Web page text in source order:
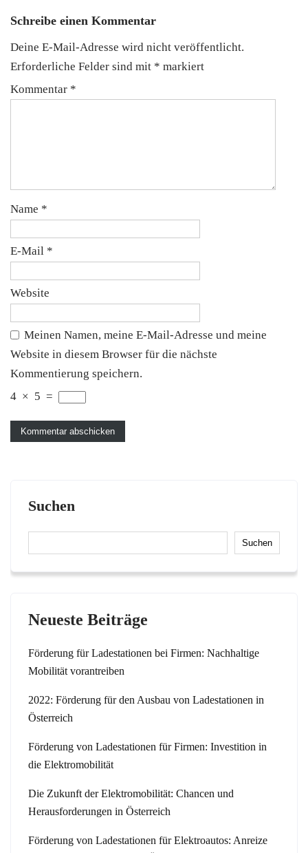
Schreibe einen Kommentar
Deine E-Mail-Adresse wird nicht veröffentlicht.
Erforderliche Felder sind mit * markiert
Kommentar *
Name *
E-Mail *
Website
Meinen Namen, meine E-Mail-Adresse und meine
Website in diesem Browser für die nächste
Kommentierung speichern.
4 × 5 =
Suchen
Suchen
Neueste Beiträge
Förderung für Ladestationen bei Firmen: Nachhaltige
Mobilität vorantreiben
2022: Förderung für den Ausbau von Ladestationen in
Österreich
Förderung von Ladestationen für Firmen: Investition in
die Elektromobilität
Die Zukunft der Elektromobilität: Chancen und
Herausforderungen in Österreich
Förderung von Ladestationen für Elektroautos: Anreize